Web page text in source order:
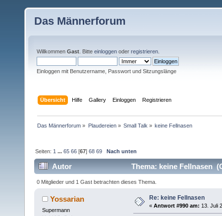
Das Männerforum
Willkommen Gast . Bitte einloggen oder registrieren
Einloggen mit Benutzername, Passwort und Sitzungslänge
Übersicht Hilfe Gallery Einloggen Registrieren
Das Männerforum » Plaudereien» Small Talk » keine Fellnasen
Seiten: 1 ...65 66 [67]68 69 Nach unten
Autor Thema: keine Fellnasen
0 Mitglieder und 1 Gast betrachten dieses Thema.
Yossarian
Supermann
Re: keine Fellnasen
« Antwort #990 am: 13. Juli